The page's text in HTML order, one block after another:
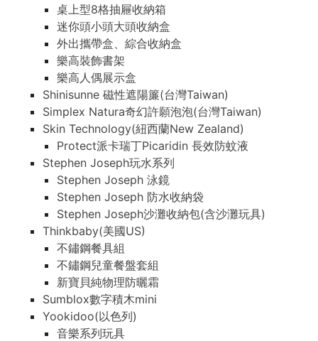
桌上型8格抽屜收納箱
迷你頭小頭大頭收納盒
外出攜帶盒、綜合收納盒
樂高裝飾書架
樂高人偶展示盒
Shinisunne 磁性遮陽簾(台灣Taiwan)
Simplex Natura奇幻許願泡泡(台灣Taiwan)
Skin Technology(紐西蘭New Zealand)
Protect派卡瑞丁Picaridin 長效防蚊液
Stephen Joseph玩水系列
Stephen Joseph 泳鏡
Stephen Joseph 防水收納袋
Stephen Joseph沙灘收納包(含沙灘玩具)
Thinkbaby(美國US)
不鏽鋼餐具組
不鏽鋼兒童餐盤套組
新寶貝純物理防曬霜
Sumblox數字積木mini
Yookidoo(以色列)
音樂系列玩具